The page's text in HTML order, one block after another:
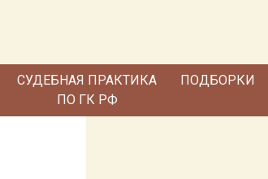
СУДЕБНАЯ ПРАКТИКА
ПО ГК РФ
ПОДБОРКИ